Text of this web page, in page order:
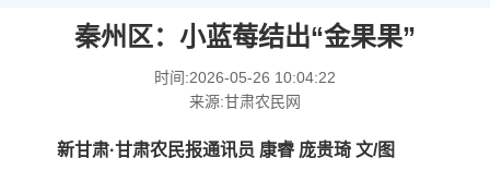
秦州区：小蓝莓结出“金果果”
时间:2026-05-26 10:04:22
来源:甘肃农民网
新甘肃·甘肃农民报通讯员 康睿 庞贵琦 文/图